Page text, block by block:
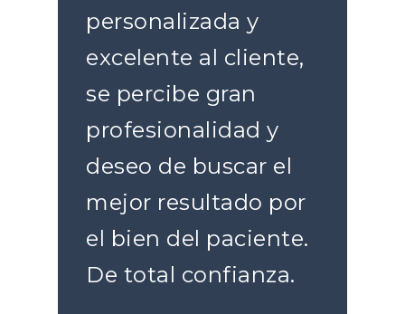
personalizada y
excelente al cliente,
se percibe gran
profesionalidad y
deseo de buscar el
mejor resultado por
el bien del paciente.
De total confianza.